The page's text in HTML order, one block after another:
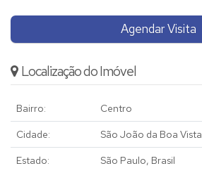
Agendar Visita
Localização do Imóvel
Bairro: Centro
Cidade: São João da Boa Vista
Estado: São Paulo, Brasil